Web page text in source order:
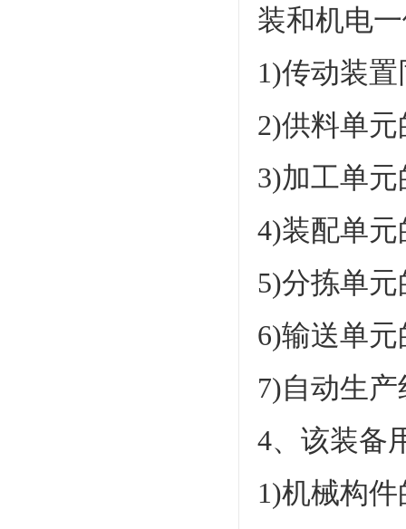
装和机电
1)传动装
2)供料单
3)加工单
4)装配单
5)分拣单
6)输送单
7)自动生
4、该装备
1)机械构